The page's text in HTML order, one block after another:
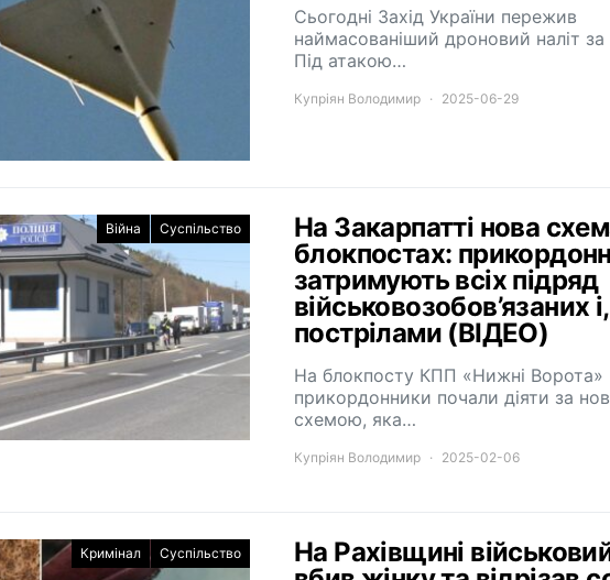
Сьогодні Захід України пережив
наймасованіший дроновий наліт за
Під атакою…
Купріян Володимир 2025-06-29
Війна Суспільство
На Закарпатті нова
блокпостах:
затримують всіх підряд
військовозобов’язаних
пострілами (ВІДЕО)
На блокпосту КПП «Нижні Ворота»
прикордонники почали діяти за
схемою, яка…
Купріян Володимир 2025-02-06
Кримінал Суспільство
На Рахівщині